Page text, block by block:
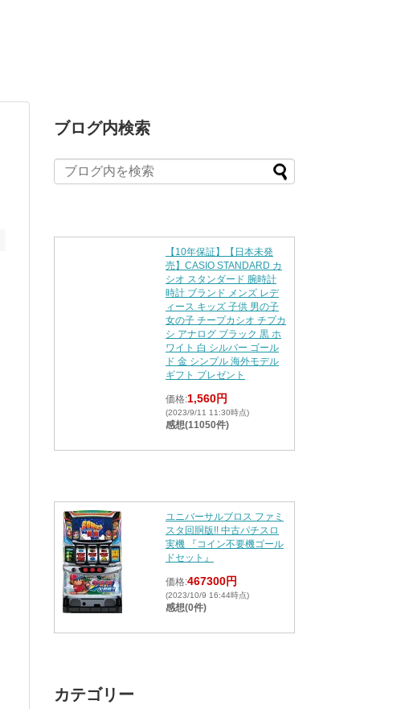
ブログ内検索
【10年保証】【日本未発
売】CASIO STANDARD カ
シオ スタンダード 腕時計
時計 ブランド メンズ レデ
ィース キッズ 子供 男の子
女の子 チープカシオ チプカ
シ アナログ ブラック 黒 ホ
ワイト 白 シルバー ゴール
ド 金 シンプル 海外モデル
ギフト プレゼント
価格:1,560円
(2023/9/11 11:30時点)
感想(11050件)
ユニバーサルブロス ファミ
スタ回胴版!! 中古パチスロ
実機 『コイン不要機ゴール
ドセット』
価格:467300円
(2023/10/9 16:44時点)
感想(0件)
カテゴリー